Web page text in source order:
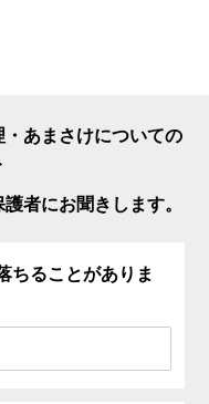
・あまさけについての
者にお聞きします。
ちることがありま